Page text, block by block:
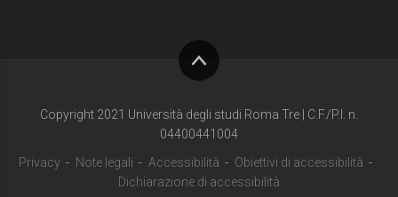
Copyright 2021 Università degli studi Roma Tre | C.F./P.I. n.
04400441004
Privacy
Note legali Accessibilità
Obiettivi di accessibilità
Dichiarazione di accessibilità